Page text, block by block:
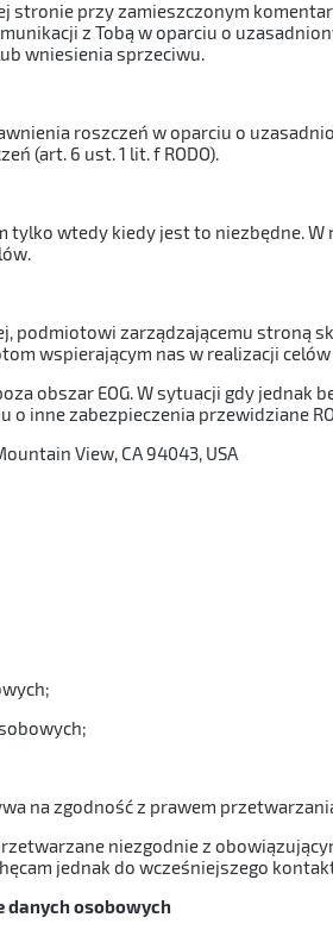
stronie przy zamieszczonym
z Tobą w oparciu o
wniesienia sprzeciwu.
roszczeń w oparciu o
(art. 6 ust. 1 lit. f RODO).
wtedy kiedy jest to niezbędne.
zarządzającemu stroną
wspierającym nas w realizacji
obszar EOG. W sytuacji gdy jednak
inne zabezpieczenia przewidziane
View, CA 94043, USA
na zgodność z prawem
niezgodnie z
jednak do wcześniejszego
danych osobowych